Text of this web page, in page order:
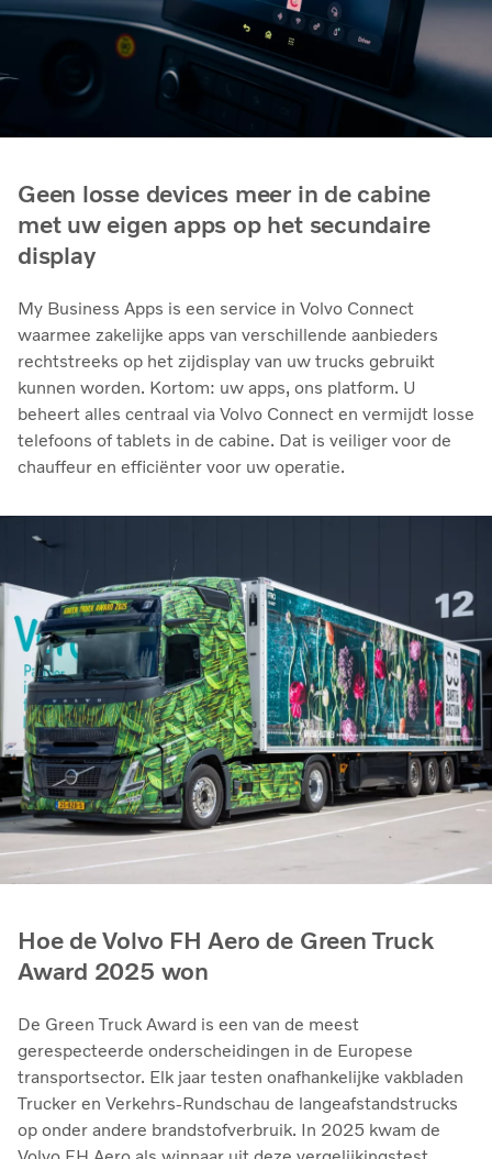
Geen losse devices meer in de cabine
met uw eigen apps op het secundaire
display
My Business Apps is een service in Volvo Connect
waarmee zakelijke apps van verschillende aanbieders
rechtstreeks op het zijdisplay van uw trucks gebruikt
kunnen worden. Kortom: uw apps, ons platform. U
beheert alles centraal via Volvo Connect en vermijdt losse
telefoons of tablets in de cabine. Dat is veiliger voor de
chauffeur en efficiënter voor uw operatie.
Hoe de Volvo FH Aero de Green Truck
Award 2025 won
De Green Truck Award is een van de meest
gerespecteerde onderscheidingen in de Europese
transportsector. Elk jaar testen onafhankelijke vakbladen
Trucker en Verkehrs-Rundschau de langeafstandstrucks
op onder andere brandstofverbruik. In 2025 kwam de